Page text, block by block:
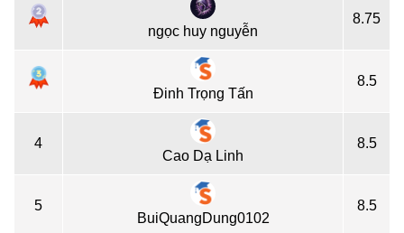
ngọc huy nguyễn
8.75
Đinh Trọng Tấn
8.5
4
Cao Dạ Linh
8.5
5
BuiQuangDung0102
8.5